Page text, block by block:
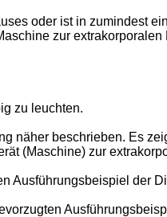
oder ist in zumindest
zur extrakorporalen
zu leuchten.
näher beschrieben. Es
(Maschine) zur
Ausführungsbeispiel der